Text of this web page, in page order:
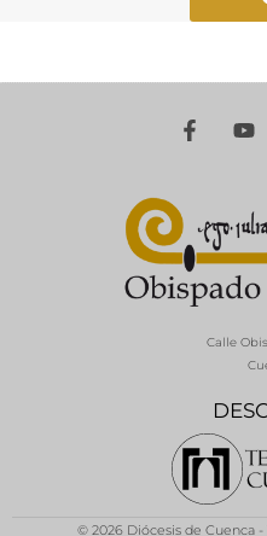
Calle
© 2026 Diócesis de Cuenca